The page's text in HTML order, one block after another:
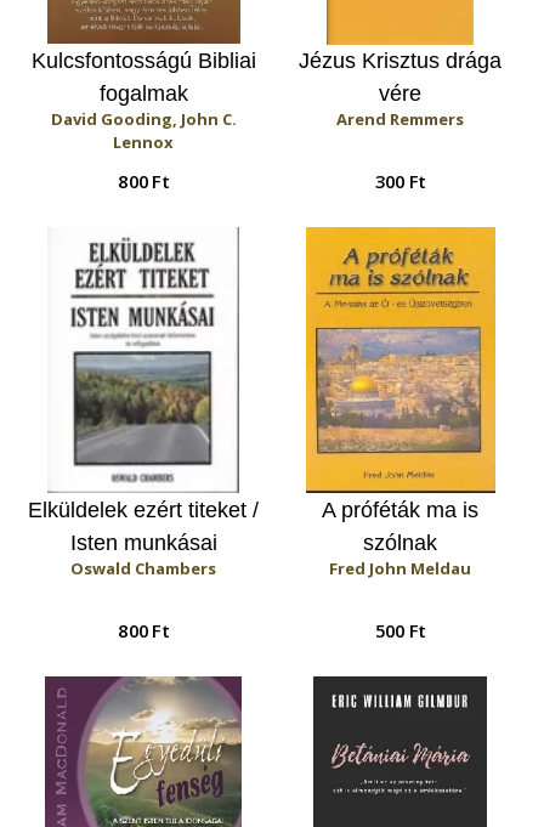
Kulcsfontosságú Bibliai
fogalmak
David Gooding, John C.
Lennox
800 Ft
Jézus Krisztus drága
vére
Arend Remmers
300 Ft
Elküldelek ezért titeket /
Isten munkásai
Oswald Chambers
800 Ft
A próféták ma is
szólnak
Fred John Meldau
500 Ft